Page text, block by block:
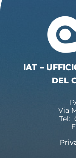
IAT –
DEL
Via
Tel: